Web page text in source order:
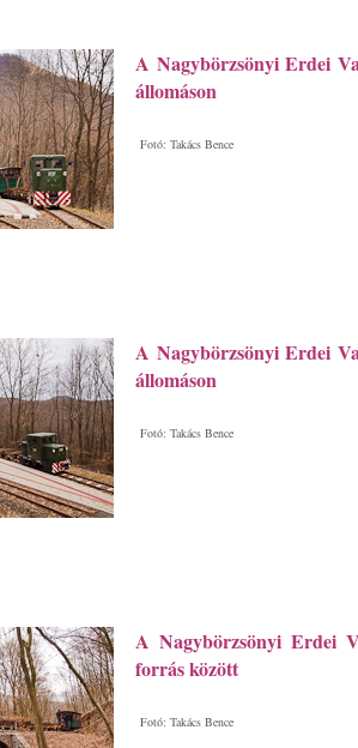
A Nagybörzsönyi Erdei
állomáson
Fotó: Takács Bence
A Nagybörzsönyi Erdei
állomáson
Fotó: Takács Bence
A Nagybörzsönyi Erdei
forrás között
Fotó: Takács Bence